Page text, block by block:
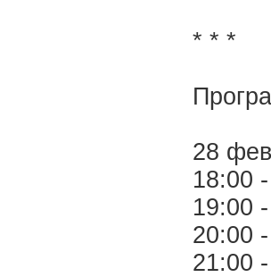
* * *
28
18:00
19:00
20:00
21:00